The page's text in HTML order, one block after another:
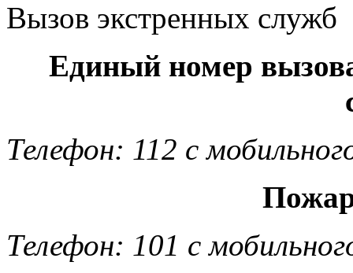
Вызов экстренных служб
Единый номер
Телефон: 112 с
Телефон: 101 с